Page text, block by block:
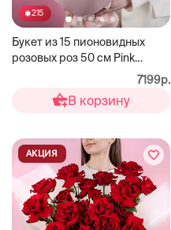
215
Букет из 15 пионовидных
розовых роз 50 см Pink
7199р.
В корзину
АКЦИЯ